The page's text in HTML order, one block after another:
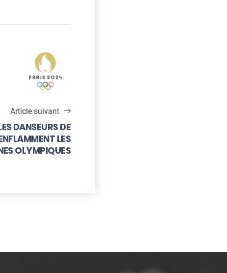
Article suivant
DANSEURS DE
LES
OLYMPIQUES